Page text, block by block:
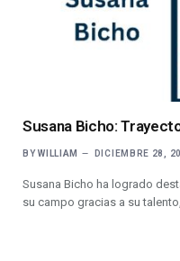
Susana Bicho:
BY WILLIAM DICIEMBRE 28,
Susana Bicho ha logrado
su campo gracias a su